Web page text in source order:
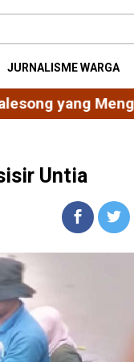
JURNALISME WARGA
Hidup untuk
Untia